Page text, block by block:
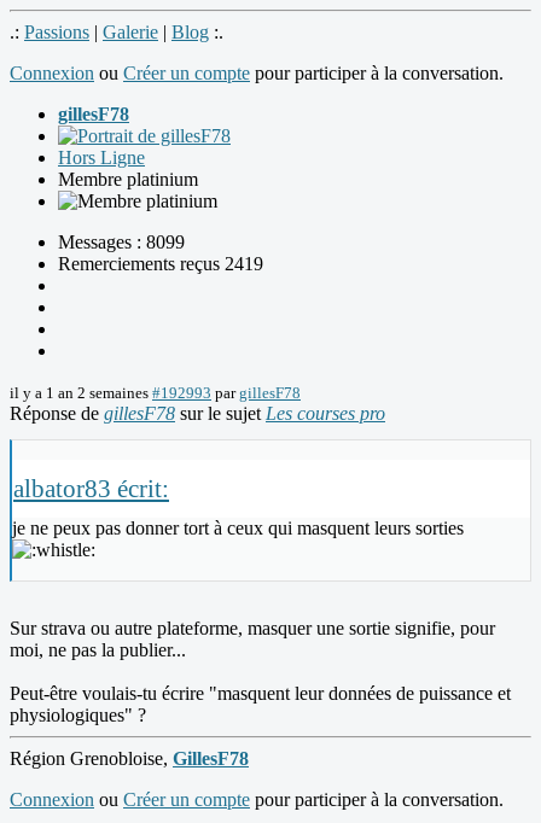
.: Passions | Galerie | Blog :.
Connexion ou Créer un compte pour participer à la conversation.
gillesF78
Hors Ligne
Membre platinium
Messages : 8099
Remerciements reçus 2419
il y a 1 an 2 semaines #192993 pargillesF78
Réponse de gillesF78 sur le sujet Les courses pro
albator83 écrit:
je ne peux pas donner tort à ceux qui masquent leurs sorties
Sur strava ou autre plateforme, masquer une sortie signifie, pour
moi, ne pas la publier...
Peut-être voulais-tu écrire "masquent leur données de puissance et
physiologiques" ?
Région Grenobloise, GillesF78
Connexion ou Créer un compte pour participer à la conversation.